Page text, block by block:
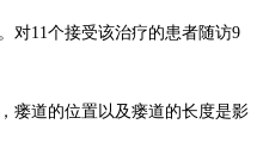
对11 个接受该治疗的患者随访9
瘘道的位置以及瘘道的长度是影